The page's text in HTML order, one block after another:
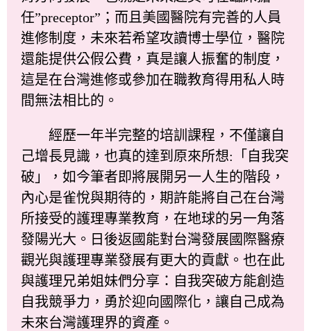
任”preceptor”；而且美國醫院有完善的人員
進修制度，未來若希望攻讀博士學位，醫院
還能提供公假公費，真是讓人振奮的制度，
這是在台灣進修或參加在職教育得用私人時
間無法相比的。
經歷一年半完整的培訓課程，不僅讓自
己增長見識，也真的達到原來所想:「自我突
破」，如今筆者即將展開另一人生的階段，
內心是雀悅與期待的，期許能將自己在台灣
所接受的護理專業教育，在地球的另一角落
發陽光大。日後返國能對台灣發展國際醫療
觀光與護理專業發展有更大的貢獻。也在此
與護理兄弟姐妹們分享：自我突破方能創造
自我競爭力，勇於迎向國際化，讓自己成為
未來台灣護理界的資產。